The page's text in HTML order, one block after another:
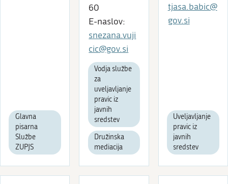
Glavna
pisarna
Službe
ZUPJS
60
E-naslov:
snezana.vuji
cic@gov.si
Vodja službe
za
uveljavljanje
pravic iz
javnih
sredstev
Družinska
mediacija
tjasa.babic@
gov.si
Uveljavljanje
pravic iz
javnih
sredstev